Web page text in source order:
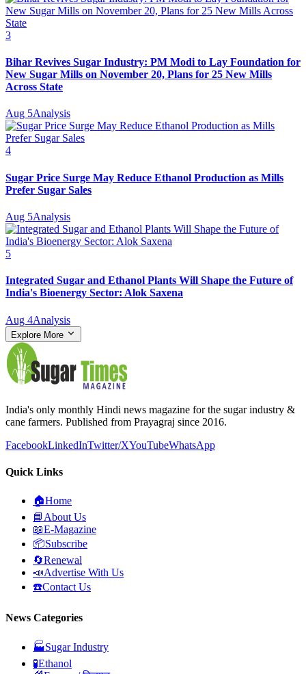
3
Bihar Revives Sugar Industry: PM Modi to Lay Foundation for
New Sugar Mills on November 20, Plans for 25 New Mills
Across State
Aug 5Analysis
4
Sugar Price Surge May Reduce Ethanol Production as Mills
Prefer Sugar Sales
Aug 5Analysis
5
Integrated Sugar and Ethanol Plants Will Shape the Future of
India's Bioenergy Sector: Alok Saxena
Aug 4Analysis
Explore More
India's only monthly Hindi news magazine for the sugar industry &
cane farmers. Published from Prayagraj since 2016.
FacebookLinkedInTwitter/XYouTubeWhatsApp
Quick Links
🏠Home
📘 About Us
📖E-Magazine
📦Subscribe
🔄Renewal
📣Advertise With Us
☎️Contact Us
News Categories
🏭Sugar Industry
🧪Ethanol